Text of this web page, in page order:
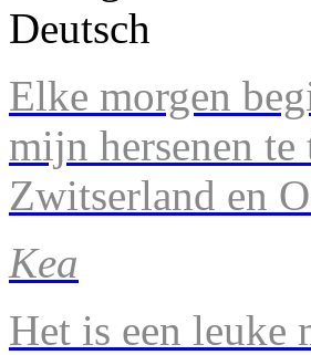
Elke morgen
mijn hersenen
Zwitserland en
Kea
Het is een leuke